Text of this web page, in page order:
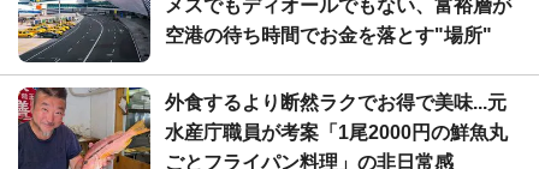
メスでもディオールでもない、富裕層が
空港の待ち時間でお金を落とす"場所"
外食するより断然ラクでお得で美味...元
水産庁職員が考案「1尾2000円の鮮魚丸
ごとフライパン料理」の非日常感